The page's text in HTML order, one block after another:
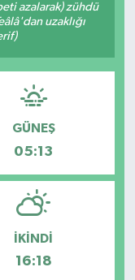
azalarak) zühdü
uzaklığı
GÜNEŞ
05:13
İKINDI
16:18